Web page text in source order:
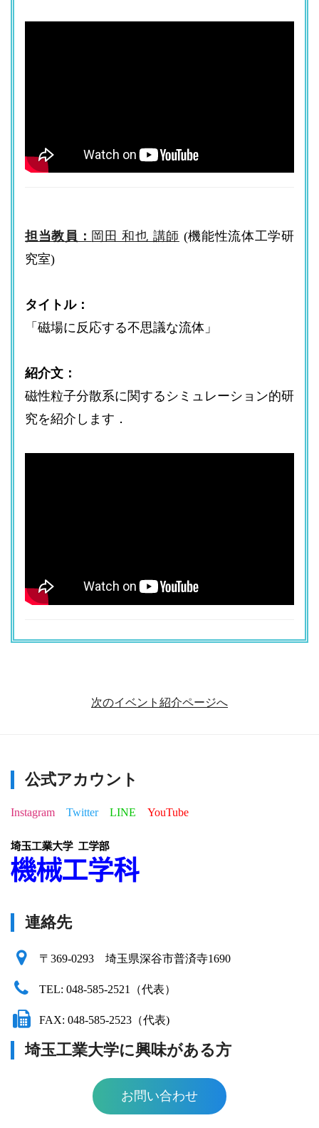
担当教員： 岡田 和也 講師 (機能性流体工学研
究室)
タイトル：
「磁場に反応する不思議な流体」
紹介文：
磁性粒子分散系に関するシミュレーション的研
究を紹介します．
次のイベント紹介ページへ
公式アカウント
Instagram Twitter LINE YouTube
連絡先
〒369-0293 埼玉県深谷市普済寺1690
TEL: 048-585-2521（代表）
FAX: 048-585-2523（代表)
埼玉工業大学に興味がある方
お問い合わせ